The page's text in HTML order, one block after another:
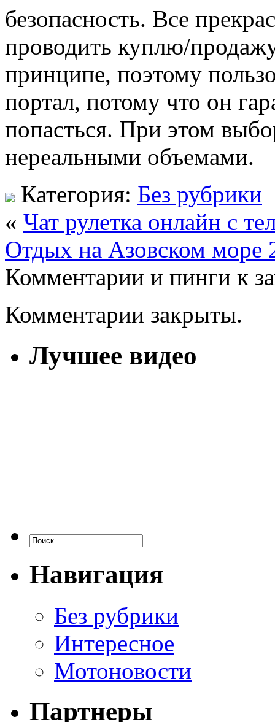
безопасность. Все
проводить куплю/
принципе, поэтому
портал, потому что он
попасться. При этом
нереальными объемами.
Категория: Без рубрики
« Чат рулетка онлайн с
Отдых на Азовском море
Комментарии и пинги к
Комментарии закрыты.
Лучшее видео
Навигация
Без рубрики
Интересное
Мотоновости
Партнеры